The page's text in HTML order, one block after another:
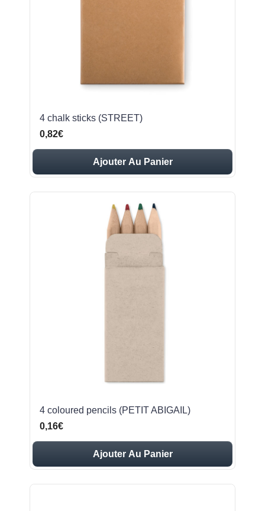
4 chalk sticks (STREET)
0,82€
Ajouter Au Panier
4 coloured pencils (PETIT ABIGAIL)
0,16€
Ajouter Au Panier